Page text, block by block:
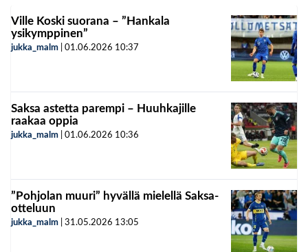
Ville Koski suorana – ”Hankala
ysikymppinen”
jukka_malm 01.06.2026 10:37
Saksa astetta parempi – Huuhkajille
raakaa oppia
jukka_malm 01.06.2026 10:36
”Pohjolan muuri” hyvällä mielellä Saksa-
otteluun
jukka_malm 31.05.2026 13:05